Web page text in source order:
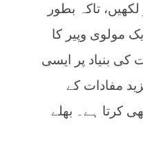
تاکہ بطور
مولوی وپیر کا
کی بنیاد پر ایسی
مفادات کے
کرتا ہے۔ بھلے